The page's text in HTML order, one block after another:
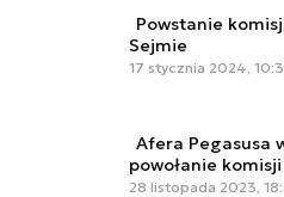
Powstanie
Sejmie
17 stycznia 2024,
Afera Pegasusa
powołanie
28 listopada 2023,